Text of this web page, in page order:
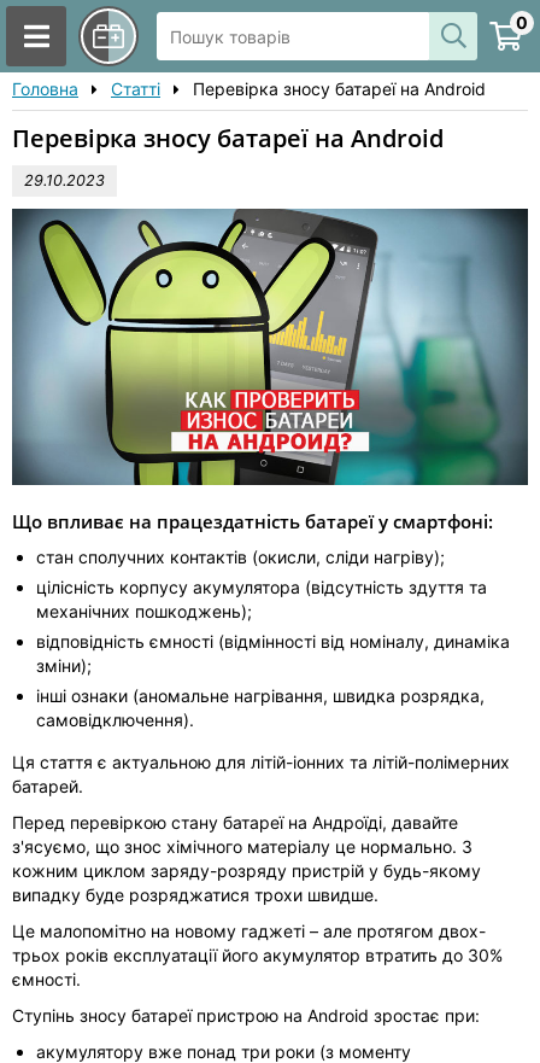
0
Головна Статті Перевірка зносу батареї на Android
Перевірка зносу батареї на Android
29.10.2023
Що впливає на працездатність батареї у смартфоні:
стан сполучних контактів (окисли, сліди нагріву);
цілісність корпусу акумулятора (відсутність здуття та
механічних пошкоджень);
відповідність ємності (відмінності від номіналу, динаміка
зміни);
інші ознаки (аномальне нагрівання, швидка розрядка,
самовідключення).
Ця стаття є актуальною для літій-іонних та літій-полімерних
батарей.
Перед перевіркою стану батареї на Андроїді, давайте
з'ясуємо, що знос хімічного матеріалу це нормально. З
кожним циклом заряду-розряду пристрій у будь-якому
випадку буде розряджатися трохи швидше.
Це малопомітно на новому гаджеті – але протягом двох-
трьох років експлуатації його акумулятор втратить до 30%
ємності.
Ступінь зносу батареї пристрою на Android зростає при:
акумулятору вже понад три роки (з моменту